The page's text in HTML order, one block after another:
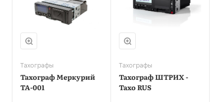
Тахографы
Тахограф Меркурий
ТА-001
Тахографы
Тахограф ШТРИХ -
Тахо RUS